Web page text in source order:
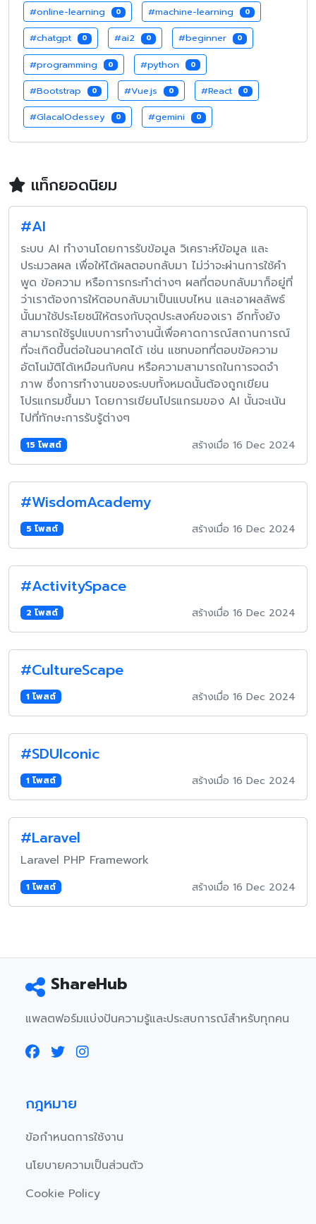
#online-learning 0 #machine-learning 0
#chatgpt 0 #ai2 0 #beginner 0
#programming 0 #python 0
#Bootstrap 0 #Vue.js 0 #React 0
#GlacalOdessey 0 #gemini 0
แท็กยอดนิยม
#AI
ระบบ AI ทำงานโดยการรับข้อมูล วิเคราะห์ข้อมูล และ
ประมวลผล เพื่อให้ได้ผลตอบกลับมา ไม่ว่าจะผ่านการใช้คำ
พูด ข้อความ หรือการกระทำต่างๆ ผลที่ตอบกลับมาก็อยู่ที่
ว่าเราต้องการให้ตอบกลับมาเป็นแบบไหน และเอาผลลัพธ์
นั้นมาใช้ประโยชน์ให้ตรงกับจุดประสงค์ของเรา อีกทั้งยัง
สามารถใช้รูปแบบการทำงานนี้เพื่อคาดการณ์สถานการณ์
ที่จะเกิดขึ้นต่อในอนาคตได้ เช่น แชทบอทที่ตอบข้อความ
อัตโนมัติได้เหมือนกับคน หรือความสามารถในการจดจำ
ภาพ ซึ่งการทำงานของระบบทั้งหมดนั้นต้องถูกเขียน
โปรแกรมขึ้นมา โดยการเขียนโปรแกรมของ AI นั้นจะเน้น
ไปที่ทักษะการรับรู้ต่างๆ
15 โพสต์ สร้างเมื่อ 16 Dec 2024
#WisdomAcademy
5 โพสต์ สร้างเมื่อ 16 Dec 2024
#ActivitySpace
2 โพสต์ สร้างเมื่อ 16 Dec 2024
#CultureScape
1 โพสต์ สร้างเมื่อ 16 Dec 2024
#SDUIconic
1 โพสต์ สร้างเมื่อ 16 Dec 2024
#Laravel
Laravel PHP Framework
1 โพสต์ สร้างเมื่อ 16 Dec 2024
ShareHub
แพลตฟอร์มแบ่งปันความรู้และประสบการณ์สำหรับทุกคน
กฎหมาย
ข้อกำหนดการใช้งาน
นโยบายความเป็นส่วนตัว
Cookie Policy